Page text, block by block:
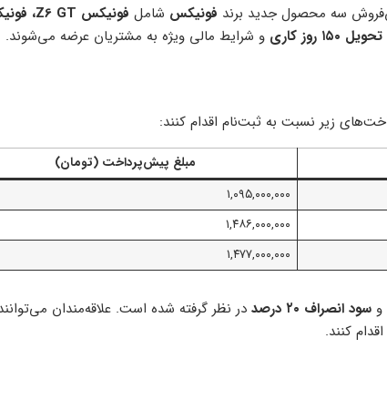
سه محصول جدید برند فونیکس شامل فونیکس Z6 GT، فونیکس Z8
تحویل ۱۵۰ روز کاری و شرایط مالی ویژه به مشتریان عرضه می‌شوند.
زیر نسبت به ثبت‌نام اقدام کنند:
مبلغ پیش‌پرداخت (تومان)
۱,۰۹۵,۰۰۰,۰۰۰
۱,۴۸۶,۰۰۰,۰۰۰
۱,۴۷۷,۰۰۰,۰۰۰
و سود انصراف ۲۰ درصد
در نظر گرفته شده است. علاقه‌مندان
کنند.